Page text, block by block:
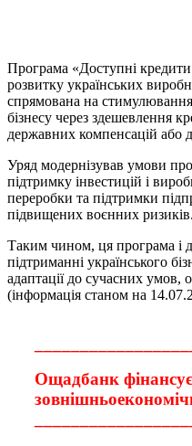
Програма «Доступні
розвитку українських
спрямована на
бізнесу через здешевлення
державних компенсацій або
Уряд модернізував умови
підтримку інвестицій і
переробки та підтримки
підвищених воєнних ризиків.
Таким чином, ця програма і
підтриманні українського
адаптації до сучасних умов,
(інформація станом на
Ощадбанк